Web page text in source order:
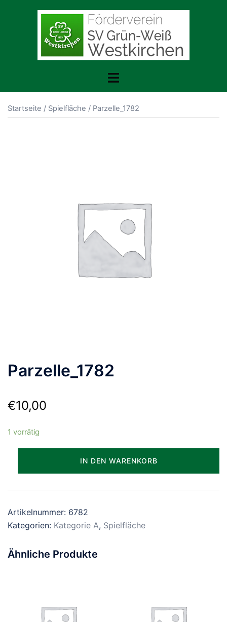
Toggle
Startseite / Spielfläche / Parzelle_1782
Parzelle_1782
€10,00
1 vorrätig
IN DEN WARENKORB
Artikelnummer: 6782
Kategorien: Kategorie A, Spielfläche
Ähnliche Produkte